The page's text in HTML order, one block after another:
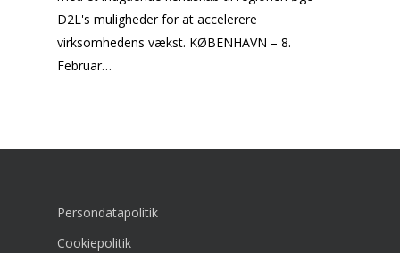
D2L's muligheder for at accelerere
virksomhedens vækst. KØBENHAVN – 8.
Februar…
Persondatapolitik
Cookiepolitik